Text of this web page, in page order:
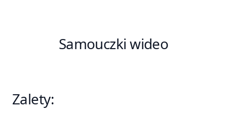
Samouczki wideo
Zalety: